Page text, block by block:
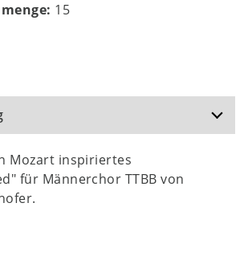
15
Mozart inspiriertes
für Männerchor TTBB von